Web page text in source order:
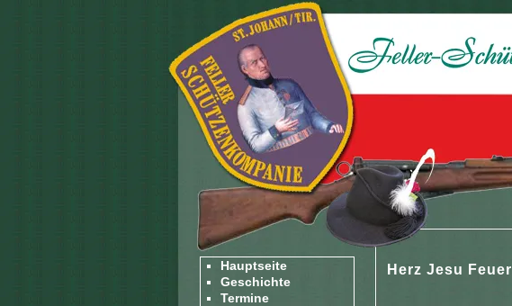
Hauptseite
Geschichte
Termine
Herz Jesu Feuer